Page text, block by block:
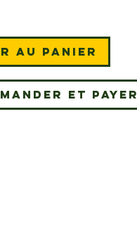
au panier
et payer